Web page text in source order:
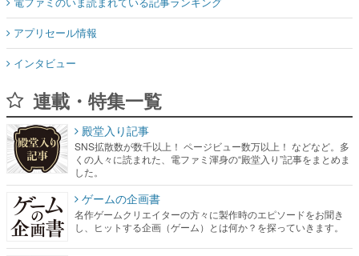
インタビュー
連載・特集一覧
くの人々に読まれた、電ファミ渾身の“殿堂入り”記事をまとめま
した。
ゲームの企画書
名作ゲームクリエイターの方々に製作時のエピソードをお聞き
し、ヒットする企画（ゲーム）とは何か？を探っていきます。
赫本
この物語を解いてはいけない。『赫本』は、〈試験問題〉の形
をした短編ホラー小説集です。